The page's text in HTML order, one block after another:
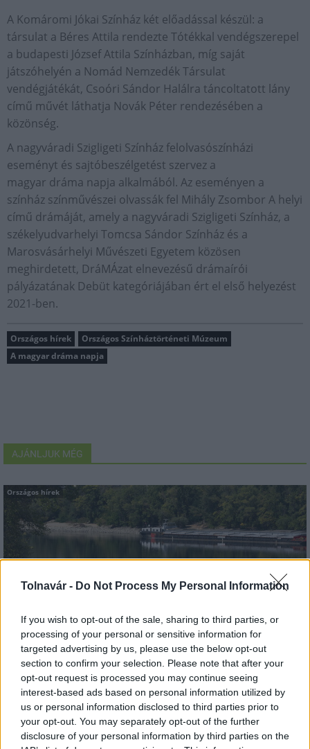
Tolnavár - Do Not Process My Personal Information
If you wish to opt-out of the sale, sharing to third parties, or
processing of your personal or sensitive information for
targeted advertising by us, please use the below opt-out
section to confirm your selection. Please note that after your
opt-out request is processed you may continue seeing
interest-based ads based on personal information utilized by
us or personal information disclosed to third parties prior to
your opt-out. You may separately opt-out of the further
disclosure of your personal information by third parties on the
A Komáromi Jókai Színház két előadással készül: a
társulat a Béres Attila rendezte Tótékkal vendégszerepel
a budapesti József Attila Színházban, míg saját
játszóhelyén a Nomád Nemzedék Társulat
vendégjátékát, Csoóri Sándor Halálra táncoltatott lány
című művét láthatja Novák Péter rendezésében a
közönség.
A nagyváradi Szigligeti Színház felolvasószínházi
eseményt és sajtóbeszélgetést szervez a
magyar dráma napja alkalmából. Az eseményen a
színház színművészei olvassák fel Mihály Zsombor A helyi
című drámáját, amely a nagyváradi Szigligeti Színház, a
székelyudvarhelyi Tomcsa Sándor Színház és a
Marosvásárhelyi Művészeti Egyetem közösen
meghirdetett, DráMÁzat elnevezésű drámaírói
pályázatának Debüt kategóriájában ért el első helyezést
2021-ben.
Országos hírek
Országos Színháztörténeti Múzeum
A magyar dráma napja
AJÁNLJUK MÉG
Országos hírek
Országos hírek